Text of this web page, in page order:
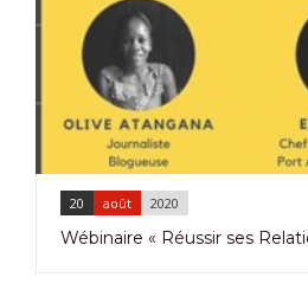
20 août 2020